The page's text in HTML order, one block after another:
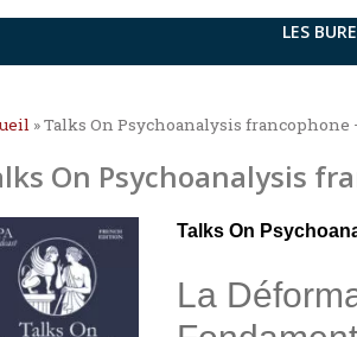
LES
»Talks On Psychoanalysis francophone
On Psychoanalysis
Talks On
La